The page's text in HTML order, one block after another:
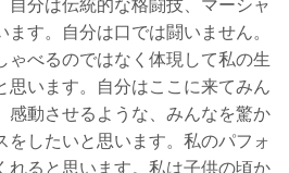
自分は伝統的な格闘技、マーシャ
す。自分は口では闘いません。
ゃべるのではなく体現して私の生
思います。自分はここに来てみん
感動させるような、みんなを驚か
をしたいと思います。私のパフォ
れると思います。私は子供の頃か